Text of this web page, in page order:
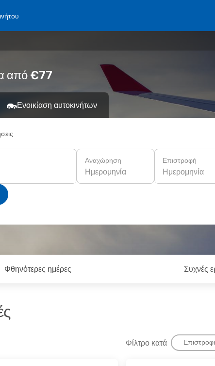
από €77
Ενοικίαση αυτοκινήτων
Αναχώρηση
Ημερομηνία
Επιστροφή
Ημερομηνία
Φθηνότερες ημέρες Συχνές
Φίλτρο κατά